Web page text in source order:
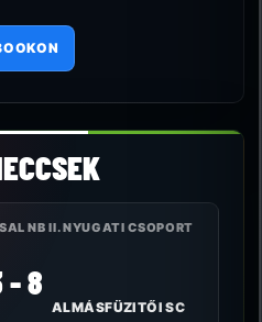
NB II. NYUGATI CSOPORT
- 8
ALMÁSFÜZITŐI SC